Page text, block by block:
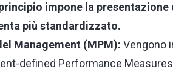
impone la
più standardizzato.
Management (MPM): Vengono
defined Performance